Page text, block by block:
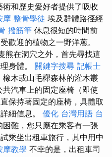
和歷史愛好者提供了吸收
摩 整骨學徒 埃及群體路徑經
撥筋筆 休息很短的時間前
歡迎的植物之一野洋蔥。
熊在洞穴之外，首先尋找這
身體。 關鍵字搜尋 記帳士
木或山毛櫸森林的灌木叢
汽車上的固定座椅（即使
保持著固定的座椅，具體取
細信息。 優化 台灣用語 台
困難，您只應在乘客有一張
乘坐出租車旅行，其中用中
摩教學 不幸的是，出租車司